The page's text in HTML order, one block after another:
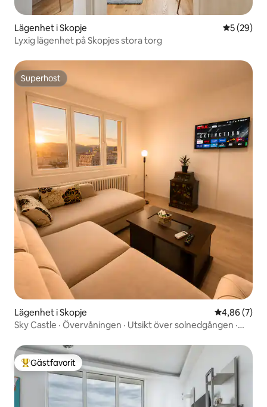
Lägenhet i Skopje 5 av 5 i
5 (29)
Lyxig lägenhet på Skopjes stora torg
Superhost
Superhost
Lägenhet i Skopje 4,86 av 5 i
4,86 (7)
Sky Castle · Övervåningen · Utsikt över solnedgången ·
Populär gästfavorit
Gästfavorit